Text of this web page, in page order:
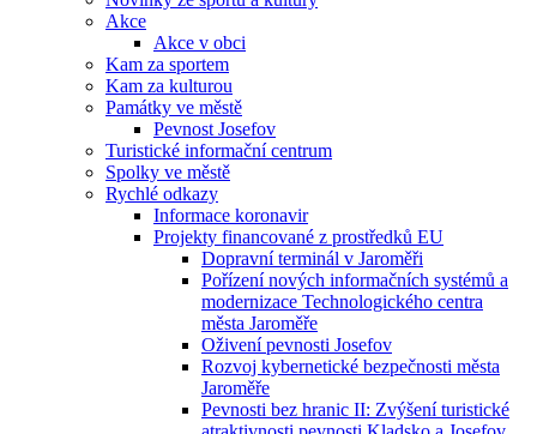
Akce
Akce v obci
Kam za sportem
Kam za kulturou
Památky ve městě
Pevnost Josefov
Turistické informační centrum
Spolky ve městě
Rychlé odkazy
Informace koronavir
Projekty financované z prostředků EU
Dopravní terminál v Jaroměři
Pořízení nových informačních systémů a
modernizace Technologického centra
města Jaroměře
Oživení pevnosti Josefov
Rozvoj kybernetické bezpečnosti města
Jaroměře
Pevnosti bez hranic II: Zvýšení turistické